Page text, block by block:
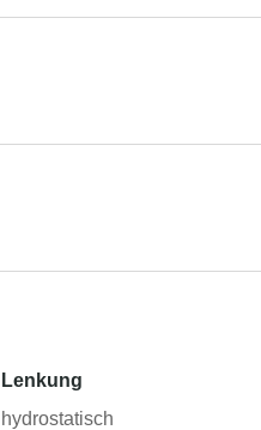
Lenkung
hydrostatisch